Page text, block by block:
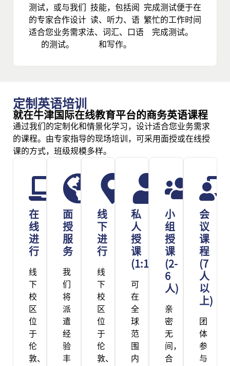
测试，或与我们
的专家合作设计
适合您业务需求
的测试。
技能，包括阅
读、听力、语
法、词汇、口语
和写作。
完成测试便于在
繁忙的工作时间
完成测试。
定制英语培训
就在牛津国际在线教育平台的商务英语课程
通过我们的定制化和情景化学习，设计适合您业务需求
的课程。由专家指导的现场培训，可采用面授或在线授
课的方式，班级规模多样。
在
线
进
行
线
下
校
区
位
于
伦
敦、
面
授
服
务
我
们
将
派
遣
经
验
丰
线
下
进
行
线
下
校
区
位
于
伦
敦、
私
人
授
课
(1:1)
可
在
全
球
范
围
内
小
组
授
课
(2-
6
人)
亲
密
无
间，
合
会
议
课
程
(7
人
以
上)
团
体
参
与